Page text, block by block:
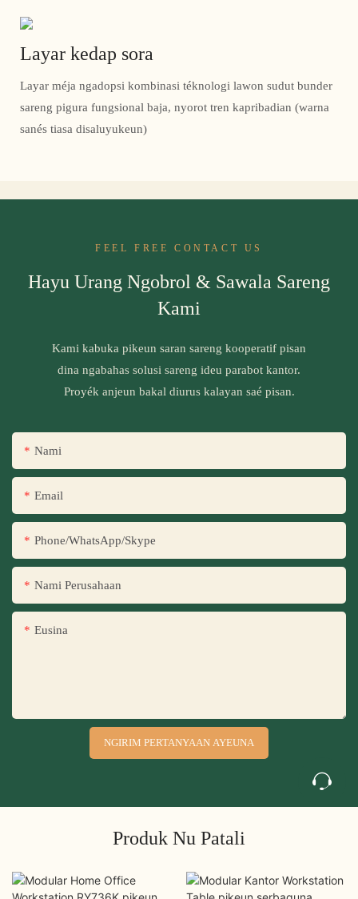
Layar kedap sora
Layar méja ngadopsi kombinasi téknologi lawon sudut bunder
sareng pigura fungsional baja, nyorot tren kapribadian (warna
sanés tiasa disaluyukeun)
FEEL FREE CONTACT US
Hayu Urang Ngobrol & Sawala Sareng
Kami
Kami kabuka pikeun saran sareng kooperatif pisan
dina ngabahas solusi sareng ideu parabot kantor.
Proyék anjeun bakal diurus kalayan saé pisan.
Nami
Email
Phone/WhatsApp/Skype
Nami Perusahaan
Eusina
NGIRIM PERTANYAAN AYEUNA
Produk Nu Patali